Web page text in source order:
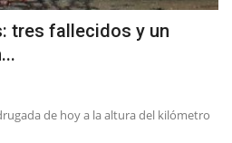
tres fallecidos y un
de hoy a la altura del kilómetro